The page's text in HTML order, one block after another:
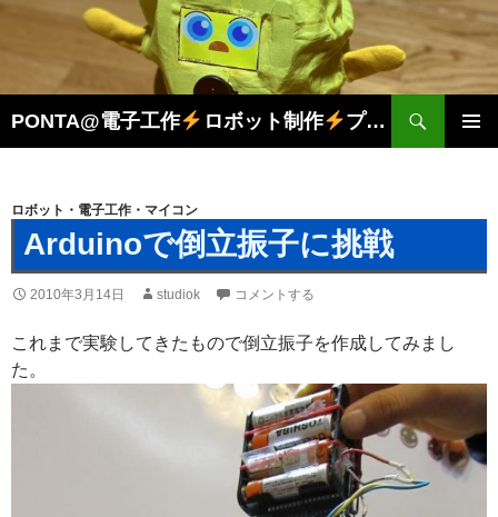
PONTA@電子工作 ロボット制作 プログラミング
索
ン
へ
ス
キ
プ
ロボット・電子工作・マイコン
Arduinoで倒立振子に挑戦
2010年3月14日 studiok コメントする
これまで実験してきたもので倒立振子を作成してみまし
た。